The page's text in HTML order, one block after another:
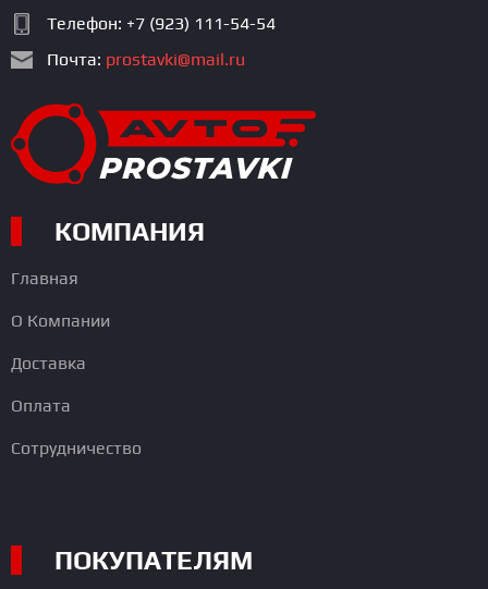
Телефон: +7 (923) 111-54-54
Почта: prostavki@mail.ru
КОМПАНИЯ
Главная
О Компании
Доставка
Оплата
Сотрудничество
ПОКУПАТЕЛЯМ